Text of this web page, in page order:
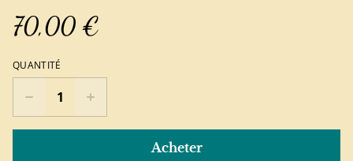
70,00 €
QUANTITÉ
Acheter